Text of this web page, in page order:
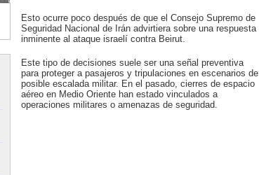
Esto ocurre poco después de que el Consejo Supremo de
Seguridad Nacional de Irán advirtiera sobre una respuesta
inminente al ataque israelí contra Beirut.
Este tipo de decisiones suele ser una señal preventiva
para proteger a pasajeros y tripulaciones en escenarios de
posible escalada militar. En el pasado, cierres de espacio
aéreo en Medio Oriente han estado vinculados a
operaciones militares o amenazas de seguridad.